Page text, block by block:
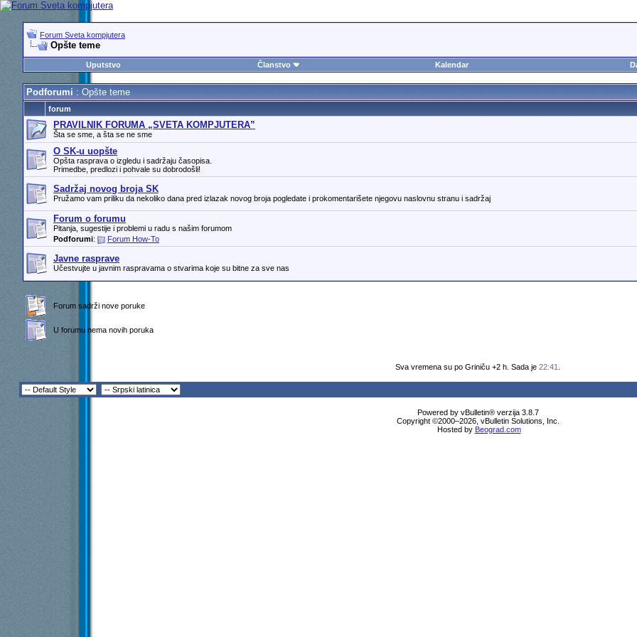
Forum Sveta kompjutera
Opšte teme
Uputstvo
Članstvo Kalendar
Podforumi : Opšte teme
forum
PRAVILNIK FORUMA „SVETA KOMPJUTERA”
Šta se sme, a šta se ne sme
O SK-u uopšte
Opšta rasprava o izgledu i sadržaju časopisa.
Primedbe, predlozi i pohvale su dobrodošli!
Sadržaj novog broja SK
Pružamo vam priliku da nekoliko dana pred izlazak novog broja pogledate i prokomentarišete njegovu naslovnu stranu i sadržaj
Forum o forumu
Pitanja, sugestije i problemi u radu s našim forumom
Podforumi: Forum How-To
Javne rasprave
Učestvujte u javnim raspravama o stvarima koje su bitne za sve nas
Forum sadrži nove poruke
U forumu nema novih poruka
Sva vremena su po Griniču +2 h. Sada je 22:41
Powered by vBulletin® verzija 3.8.7
Copyright ©2000–2026, vBulletin Solutions, Inc.
Hosted by Beograd.com